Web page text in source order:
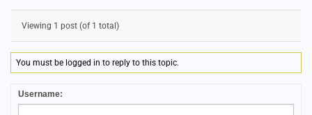
Viewing 1 post (of 1 total)
You must be logged in to reply to this topic.
Username: